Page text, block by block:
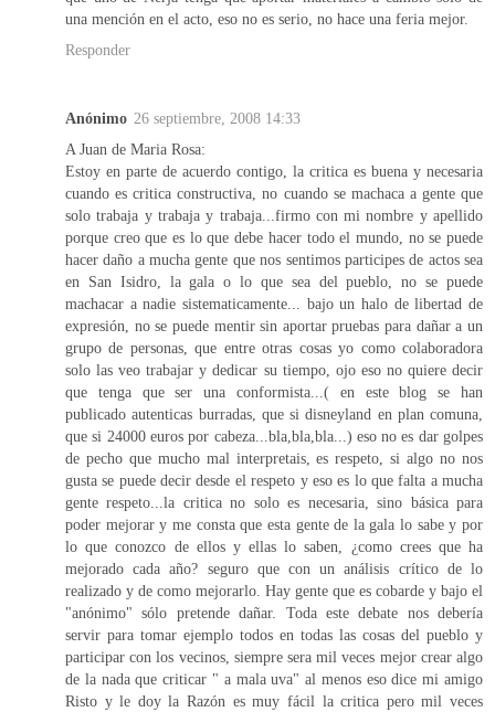
una mención en el acto, eso no es serio, no hace una feria mejor.
Responder
Anónimo 26 septiembre, 2008 14:33
A Juan de Maria Rosa:
Estoy en parte de acuerdo contigo, la critica es buena y necesaria
cuando es critica constructiva, no cuando se machaca a gente que
solo trabaja y trabaja y trabaja...firmo con mi nombre y apellido
porque creo que es lo que debe hacer todo el mundo, no se puede
hacer daño a mucha gente que nos sentimos participes de actos sea
en San Isidro, la gala o lo que sea del pueblo, no se puede
machacar a nadie sistematicamente... bajo un halo de libertad de
expresión, no se puede mentir sin aportar pruebas para dañar a un
grupo de personas, que entre otras cosas yo como colaboradora
solo las veo trabajar y dedicar su tiempo, ojo eso no quiere decir
que tenga que ser una conformista...( en este blog se han
publicado autenticas burradas, que si disneyland en plan comuna,
que si 24000 euros por cabeza...bla,bla,bla...) eso no es dar golpes
de pecho que mucho mal interpretais, es respeto, si algo no nos
gusta se puede decir desde el respeto y eso es lo que falta a mucha
gente respeto...la critica no solo es necesaria, sino básica para
poder mejorar y me consta que esta gente de la gala lo sabe y por
lo que conozco de ellos y ellas lo saben, ¿como crees que ha
mejorado cada año? seguro que con un análisis crítico de lo
realizado y de como mejorarlo. Hay gente que es cobarde y bajo el
"anónimo" sólo pretende dañar. Toda este debate nos debería
servir para tomar ejemplo todos en todas las cosas del pueblo y
participar con los vecinos, siempre sera mil veces mejor crear algo
de la nada que criticar " a mala uva" al menos eso dice mi amigo
Risto y le doy la Razón es muy fácil la critica pero mil veces